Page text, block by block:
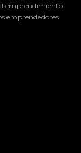
emprendimiento
emprendedores